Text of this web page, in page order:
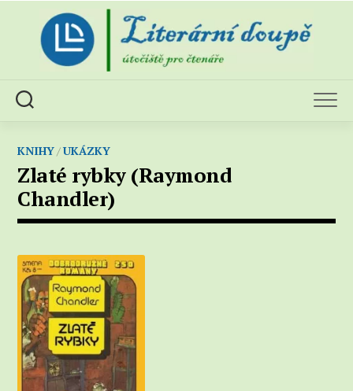
content
KNIHY/UKÁZKY
Zlaté rybky (Raymond
Chandler)